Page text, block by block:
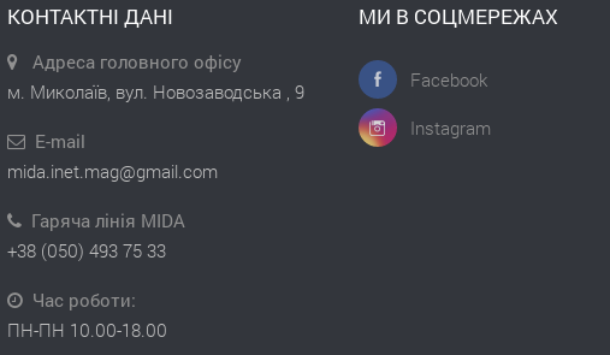
КОНТАКТНІ ДАНІ
Адреса головного офісу
м. Миколаїв, вул. Новозаводська , 9
E-mail
mida.inet.mag@gmail.com
Гаряча лінія MIDA
+38 (050) 493 75 33
Час роботи:
ПН-ПН 10.00-18.00
МИ В СОЦМЕРЕЖАХ
Facebook
Instagram